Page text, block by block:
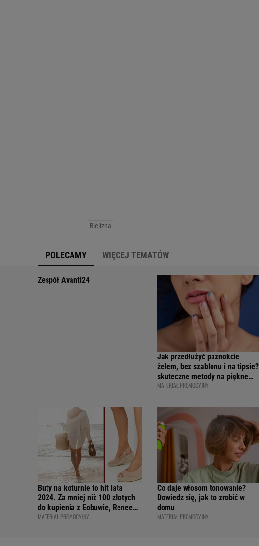
Bielizna
POLECAMY WIĘCEJ TEMATÓW
Zespół Avanti24
Jak przedłużyć paznokcie
żelem, bez szablonu i na tipsie?
skuteczne metody na piękne
dłonie
MATERIAŁ PROMOCYJNY
Buty na koturnie to hit lata
2024. Za mniej niż 100 złotych
do kupienia z Eobuwie, Renee
czy Born2be
MATERIAŁ PROMOCYJNY
Co daje włosom tonowanie?
Dowiedz się, jak to zrobić w
domu
MATERIAŁ PROMOCYJNY